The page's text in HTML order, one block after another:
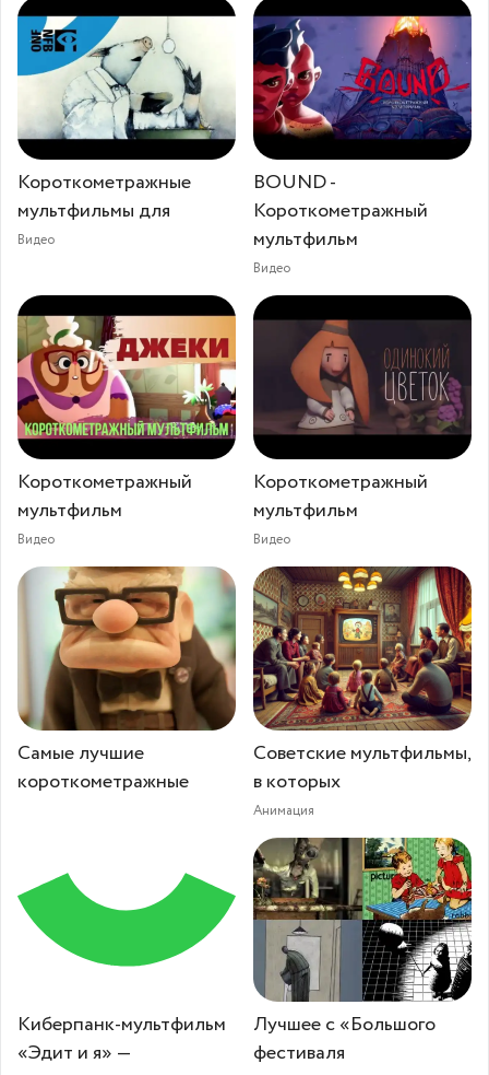
Короткометражные
мультфильмы для
Видео
BOUND -
Короткометражный
мультфильм
Видео
Короткометражный
мультфильм
Видео
Короткометражный
мультфильм
Видео
Самые лучшие
короткометражные
Советские мультфильмы,
в которых
Анимация
Киберпанк-мультфильм
«Эдит и я» —
Лучшее с «Большого
фестиваля